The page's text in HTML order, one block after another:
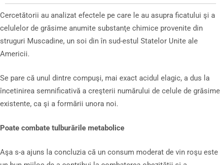
Cercetătorii au analizat efectele pe care le au asupra ficatului şi a
celulelor de grăsime anumite substanţe chimice provenite din
struguri Muscadine, un soi din în sud-estul Statelor Unite ale
Americii.
Se pare că unul dintre compuşi, mai exact acidul elagic, a dus la
încetinirea semnificativă a creşterii numărului de celule de grăsime
existente, ca şi a formării unora noi.
Poate combate tulburările metabolice
Aşa s-a ajuns la concluzia că un consum moderat de vin roşu este